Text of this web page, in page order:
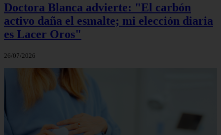
Doctora Blanca advierte: "El carbón
activo daña el esmalte; mi elección diaria
es Lacer Oros"
26/07/2026